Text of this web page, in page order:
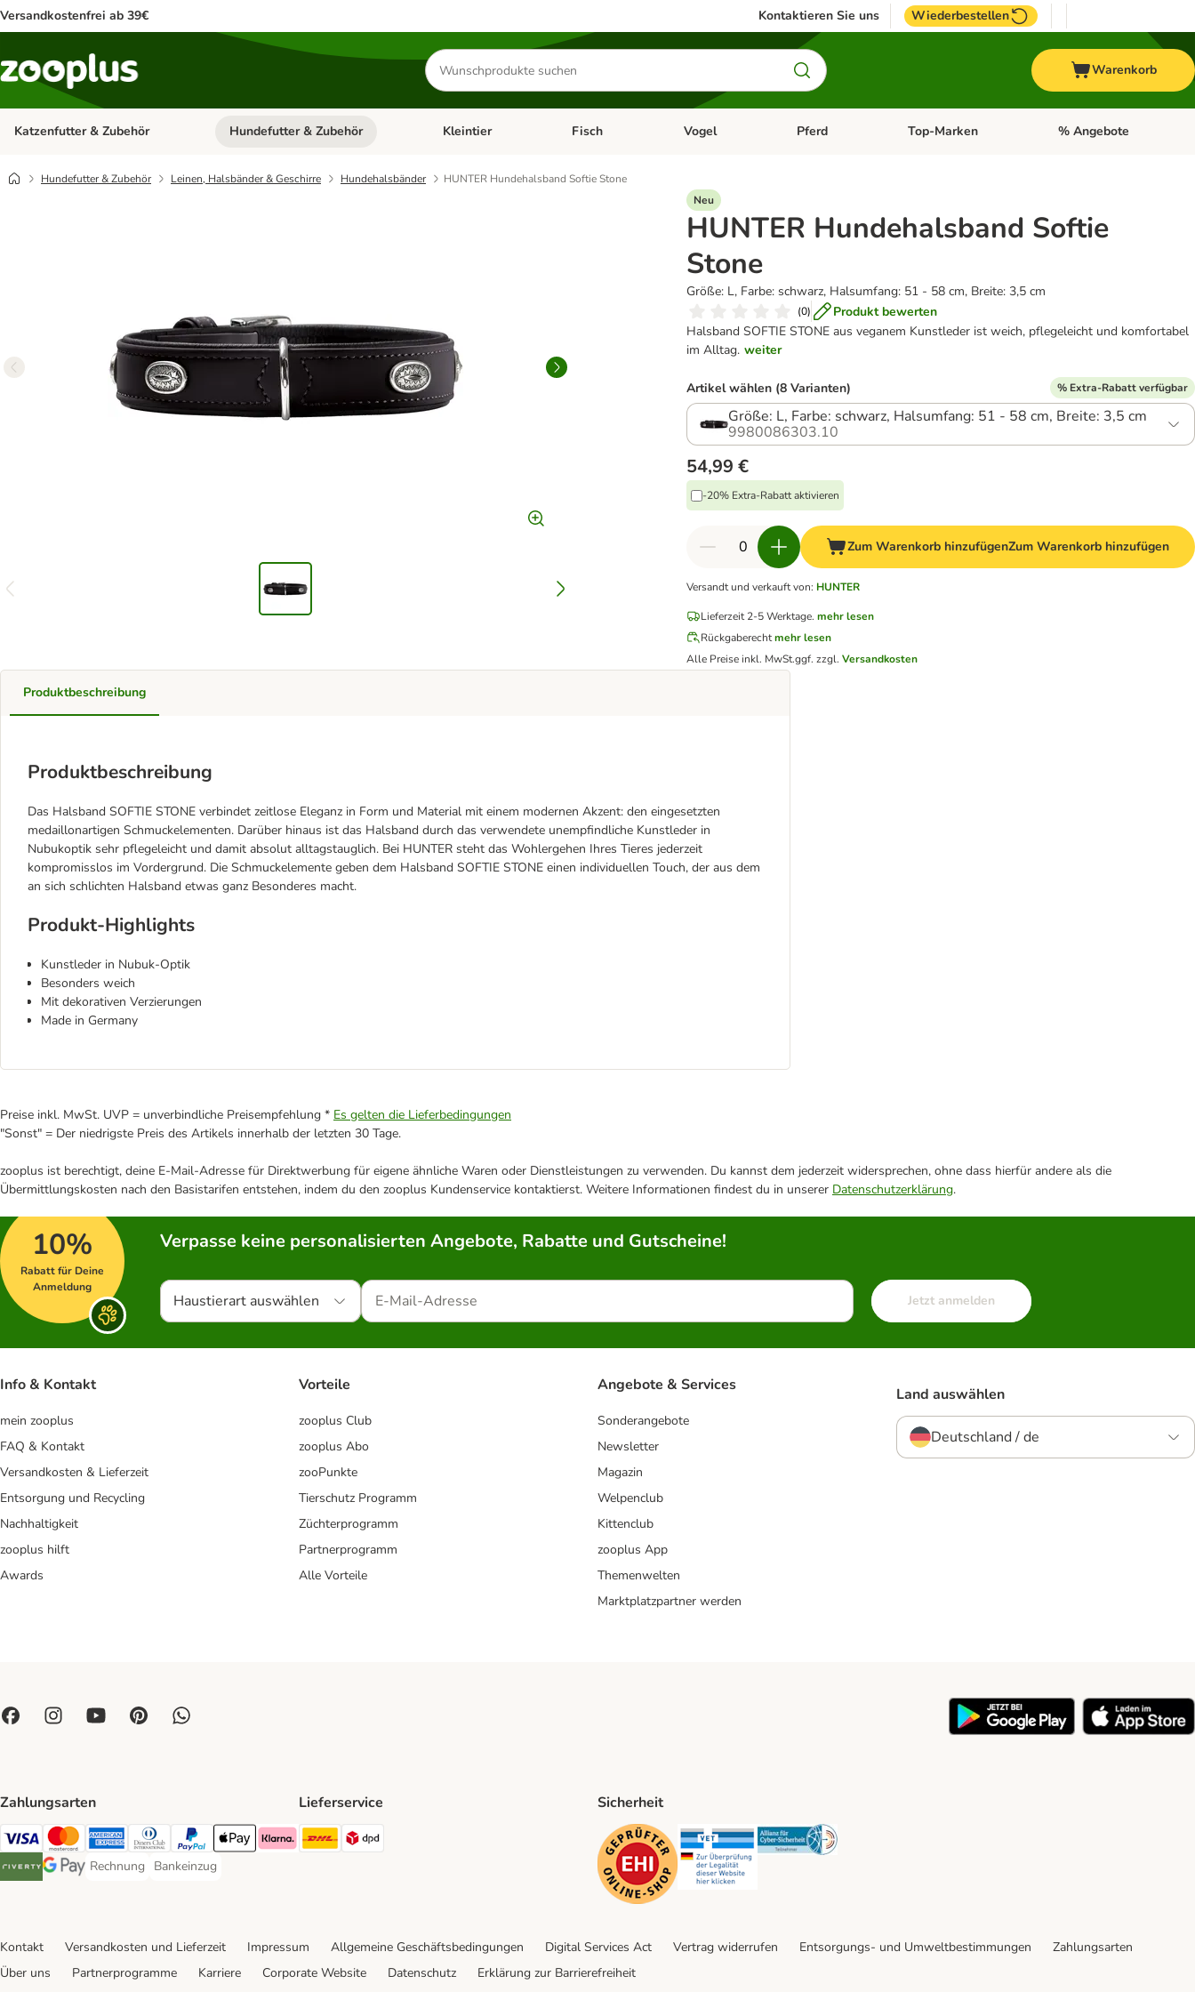
Versandkostenfrei ab 39€ Kontaktieren Sie uns Wiederbestellen
Produkte
suchen
Warenkorb
Katzenfutter & Zubehör Kategorie-Menü öffnen: Katzenfutter & Zubehör
Hundefutter & Zubehör Kategorie-Menü öffnen: Hundefutter & Zubehör
Kleintier Kategorie-Menü öffnen: Kleintier
Fisch Kategorie-Menü öffnen: Fisch
Vogel Kategorie-Menü öffnen: Vogel
Pferd Kategorie-Menü öffnen: Pferd
Top-Marken Kategorie-Menü öffnen:
% Angebote
Hundefutter & Zubehör Leinen, Halsbänder & Geschirre Hundehalsbänder
HUNTER Hundehalsband Softie Stone
Neu
HUNTER Hundehalsband Softie
Stone
Größe: L, Farbe: schwarz, Halsumfang: 51 - 58 cm, Breite: 3,5 cm
(0)
Produkt bewerten
Halsband SOFTIE STONE aus veganem Kunstleder ist weich, pflegeleicht und komfortabel
im Alltag. weiter
Artikel wählen (8 Varianten) % Extra-Rabatt verfügbar
Größe: L, Farbe: schwarz, Halsumfang: 51 - 58 cm, Breite: 3,5 cm
9980086303.10
54,99 €
-20% Extra-Rabatt aktivieren
Zum Warenkorb hinzufügenZum Warenkorb hinzufügen
Versandt und verkauft von: HUNTER
Lieferzeit 2-5 Werktage. mehr lesen
Rückgaberechtmehr lesen
Alle Preise inkl. MwSt.ggf. zzgl.Versandkosten
Produktbeschreibung
Produktbeschreibung
Das Halsband SOFTIE STONE verbindet zeitlose Eleganz in Form und Material mit einem modernen Akzent: den eingesetzten
medaillonartigen Schmuckelementen. Darüber hinaus ist das Halsband durch das verwendete unempfindliche Kunstleder in
Nubukoptik sehr pflegeleicht und damit absolut alltagstauglich. Bei HUNTER steht das Wohlergehen Ihres Tieres jederzeit
kompromisslos im Vordergrund. Die Schmuckelemente geben dem Halsband SOFTIE STONE einen individuellen Touch, der aus dem
an sich schlichten Halsband etwas ganz Besonderes macht.
Produkt-Highlights
Kunstleder in Nubuk-Optik
Besonders weich
Mit dekorativen Verzierungen
Made in Germany
Preise inkl. MwSt. UVP = unverbindliche Preisempfehlung * Es gelten die Lieferbedingungen
"Sonst" = Der niedrigste Preis des Artikels innerhalb der letzten 30 Tage.
zooplus ist berechtigt, deine E-Mail-Adresse für Direktwerbung für eigene ähnliche Waren oder Dienstleistungen zu verwenden. Du kannst dem jederzeit widersprechen, ohne dass hierfür andere als die
Übermittlungskosten nach den Basistarifen entstehen, indem du den zooplus Kundenservice kontaktierst. Weitere Informationen findest du in unserer Datenschutzerklärung.
10%
Rabatt für Deine
Anmeldung
Verpasse keine personalisierten Angebote, Rabatte und Gutscheine!
Haustierart auswählen Jetzt anmelden
Info & Kontakt
mein zooplus
FAQ & Kontakt
Versandkosten & Lieferzeit
Entsorgung und Recycling
Nachhaltigkeit
zooplus hilft
Awards
Vorteile
zooplus Club
zooplus Abo
zooPunkte
Tierschutz Programm
Züchterprogramm
Partnerprogramm
Alle Vorteile
Angebote & Services
Sonderangebote
Newsletter
Magazin
Welpenclub
Kittenclub
zooplus App
Themenwelten
Marktplatzpartner werden
Land auswählen
Deutschland / de
Zahlungsarten
Visa Payment Method
Mastercard Payment Method
American Express Payment Method
Diners Club Payment Method
PayPal Payment Method
Apple Pay Payment Method
Klarna Payment Method
Riverty Payment Method
Google Pay Payment Method
Rechnung
Rechnung Payment Method
Bankeinzug
Bankeinzug Payment Method
Lieferservice
DHL Shipping Method
Sicherheit
Security Security Security
Kontakt Versandkosten und Lieferzeit Impressum Allgemeine Geschäftsbedingungen Digital Services Act Vertrag widerrufen Entsorgungs- und Umweltbestimmungen
Zahlungsarten
Über uns
Partnerprogramme Karriere Corporate Website Datenschutz Erklärung zur Barrierefreiheit